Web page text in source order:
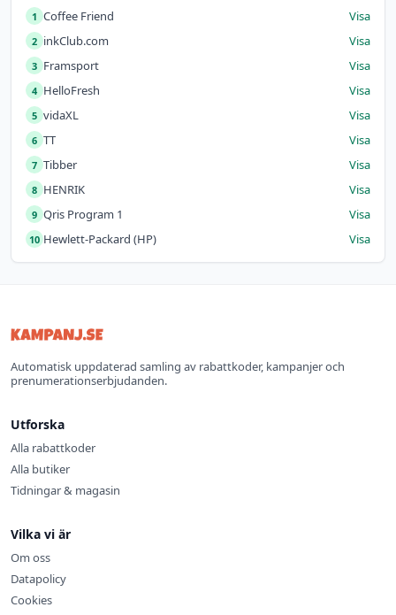
1 Coffee Friend Visa
2 inkClub.com Visa
3 Framsport Visa
4 HelloFresh Visa
5 vidaXL Visa
6 TT Visa
7 Tibber Visa
8 HENRIK Visa
9 Qris Program 1 Visa
10 Hewlett-Packard (HP) Visa
Automatisk uppdaterad samling av rabattkoder, kampanjer och
prenumerationserbjudanden.
Utforska
Alla rabattkoder
Alla butiker
Tidningar & magasin
Vilka vi är
Om oss
Datapolicy
Cookies